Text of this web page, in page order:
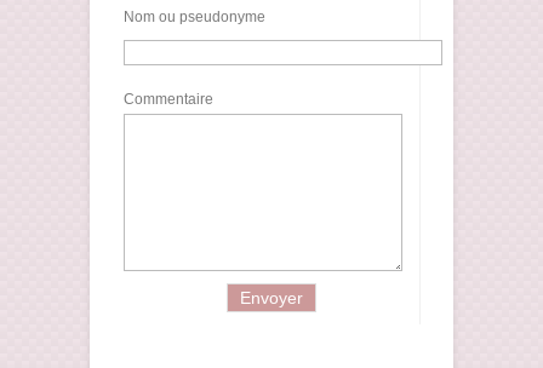
Nom ou pseudonyme
Commentaire